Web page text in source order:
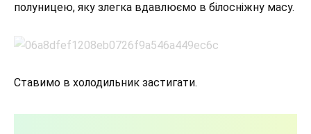
полуницею, яку злегка вдавлюємо в білосніжну масу.
Ставимо в холодильник застигати.